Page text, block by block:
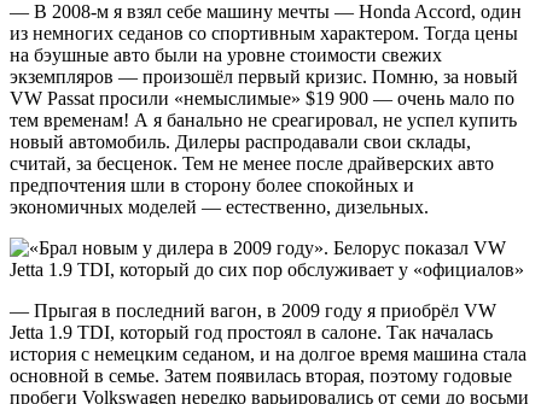
— В 2008-м я взял себе машину мечты — Honda Accord, один
из немногих седанов со спортивным характером. Тогда цены
на бэушные авто были на уровне стоимости свежих
экземпляров — произошёл первый кризис. Помню, за новый
VW Passat просили «немыслимые» $19 900 — очень мало по
тем временам! А я банально не среагировал, не успел купить
новый автомобиль. Дилеры распродавали свои склады,
считай, за бесценок. Тем не менее после драйверских авто
предпочтения шли в сторону более спокойных и
экономичных моделей — естественно, дизельных.
— Прыгая в последний вагон, в 2009 году я приобрёл VW
Jetta 1.9 TDI, который год простоял в салоне. Так началась
история с немецким седаном, и на долгое время машина стала
основной в семье. Затем появилась вторая, поэтому годовые
пробеги Volkswagen нередко варьировались от семи до восьми